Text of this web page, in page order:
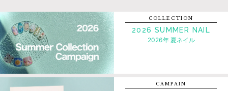
COLLECTION
2026 SUMMER NAIL
2026年 夏ネイル
CAMPAIN